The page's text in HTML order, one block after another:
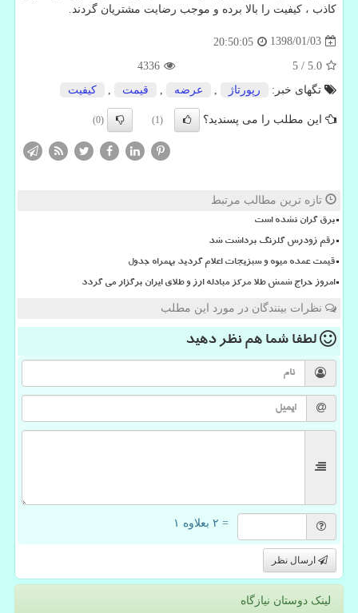
کاذب ، کیفیت را بالا برده و موجب رضایت مشتریان گردند.
1398/01/03
20:50:05
5.0
/
5
4336
تگهای خبر:
رپورتاژ عرضه قیمت كیفیت
این مطلب را می پسندید؟ (1)
(0)
تازه ترین مطالب مرتبط
برق گران نشده است
رقم زودرس گلرنگ برداشت شد
قیمت عمده میوه و سبزیجات اعلام گردید بهمراه جدول
امروز حراج شمش طلا مرکز مبادله ارز و طلای ایران برگزار می گردد
نظرات بینندگان در مورد این مطلب
لطفا شما همنظر دهید
= ۲ بعلاوه ۱
ارسال نظر
لینک دوستان نیازگاه